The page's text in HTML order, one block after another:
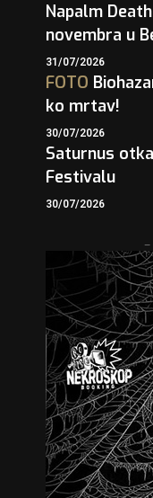
Napalm
novembra u
31/07/2026
FOTO
ko mrtav!
30/07/2026
Saturnus
Festivalu
30/07/2026